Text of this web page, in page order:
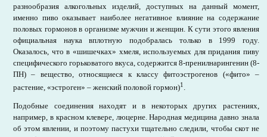
разнообразия алкогольных изделий, доступных на данный момент,
именно пиво оказывает наиболее негативное влияние на содержание
половых гормонов в организме мужчин и женщин. К сути этого явления
официальная наука вплотную подобралась только в 1999 году.
Оказалось, что в «шишечках» хмеля, используемых для придания пиву
специфического горьковатого вкуса, содержится 8-пренилнарингенин (8-
ПН) – вещество, относящиеся к классу фитоэстрогенов («фито» –
растение, «эстроген» – женский половой гормон)1 .
Подобные соединения находят и в некоторых других растениях,
например, в красном клевере, люцерне. Народная медицина давно знала
об этом явлении, и поэтому пастухи тщательно следили, чтобы скот не